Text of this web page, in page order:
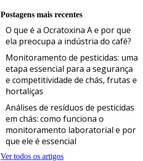
Postagens mais recentes
O que é a Ocratoxina A e por que
ela preocupa a indústria do café?
Monitoramento de pesticidas: uma
etapa essencial para a segurança
e competitividade de chás, frutas e
hortaliças
Análises de resíduos de pesticidas
em chás: como funciona o
monitoramento laboratorial e por
que ele é essencial
Ver todos os artigos